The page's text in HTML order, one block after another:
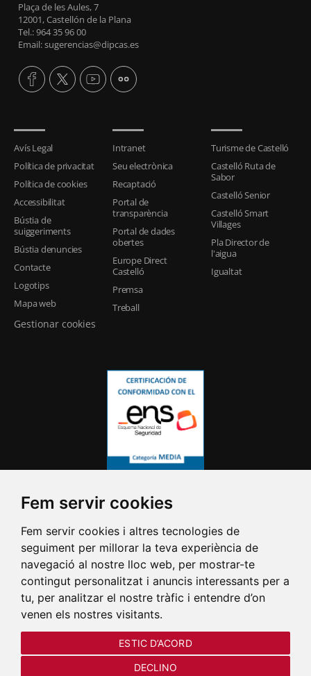
Fem servir cookies
Fem servir cookies i altres tecnologies de
seguiment per millorar la teva experiència de
navegació al nostre lloc web, per mostrar-te
contingut personalitzat i anuncis interessants per a
tu, per analitzar el nostre tràfic i entendre d’on
venen els nostres visitants.
ESTIC D’ACORD
DECLINO
Plaça de les Aules, 7
12001, Castellón de la Plana
Tel.: 964 35 96 00
Email: sugerencias@dipcas.es
Avís Legal
Política de privacitat
Política de cookies
Accessibilitat
Bústia de
suiggeriments
Bústia denuncies
Contacte
Logotips
Mapa web
Gestionar cookies
Intranet
Seu electrònica
Recaptació
Portal de
transparència
Portal de dades
obertes
Europe Direct
Castelló
Premsa
Treball
Turisme de Castelló
Castelló Ruta de
Sabor
Castelló Senior
Castelló Smart
Villages
Pla Director de
l'aigua
Igualtat